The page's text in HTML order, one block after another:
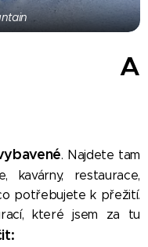
A
. Najdete tam
kavárny, restaurace,
potřebujete k přežití.
které jsem za tu